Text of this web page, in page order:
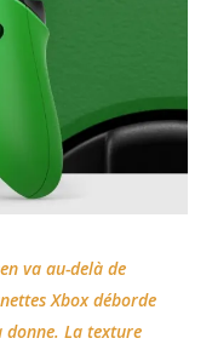
va au-delà de
Xbox déborde
La texture